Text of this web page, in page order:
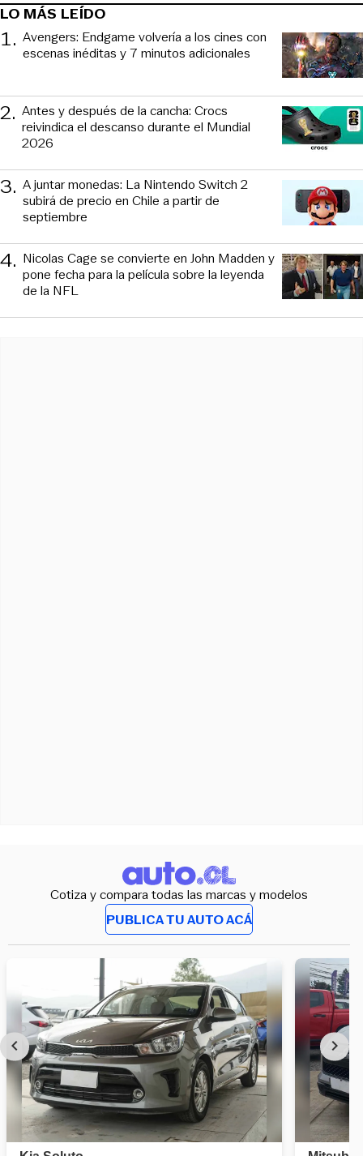
LO MÁS LEÍDO
1. Avengers: Endgame volvería a los cines con
escenas inéditas y 7 minutos adicionales
2. Antes y después de la cancha: Crocs
reivindica el descanso durante el Mundial
2026
3. A juntar monedas: La Nintendo Switch 2
subirá de precio en Chile a partir de
septiembre
4. Nicolas Cage se convierte en John Madden y
pone fecha para la película sobre la leyenda
de la NFL
Cotiza y compara todas las marcas y modelos
PUBLICA TU AUTO ACÁ